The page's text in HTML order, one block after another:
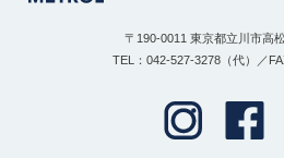
〒190-0011 東京都立川市高
TEL：042-527-3278（代）／